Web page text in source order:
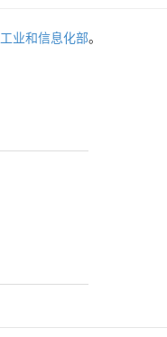
工业和信息化部。